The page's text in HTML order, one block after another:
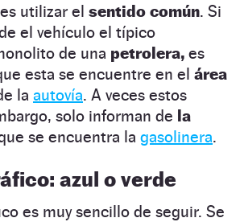
utilizar el sentido común. Si
el vehículo el típico
de una petrolera, es
esta se encuentre en el área
la autovía. A veces estos
solo informan de la
se encuentra la gasolinera.
azul o verde
es muy sencillo de seguir. Se